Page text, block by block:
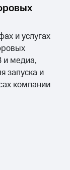
и услугах
и медиа,
запуска и
компании